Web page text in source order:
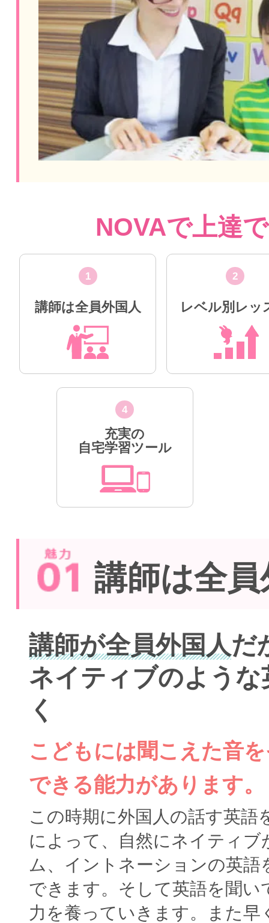
NOVAで上達
1
講師は全員外国人
2
レベル別レッ
4
充実の
自宅学習ツール
講師は全
講師が全員外国人だ
ネイティブのよう
く
こどもには聞こえた音
できる能力があります。
この時期に外国人の話す英語
によって、自然にネイティブ
ム、イントネーションの英語
できます。そして英語を聞い
力を養っていきます。また早